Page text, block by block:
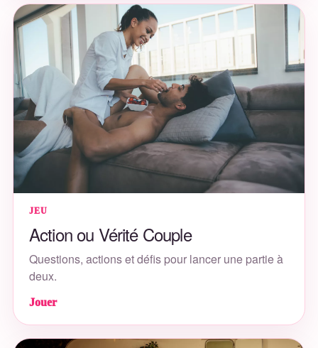
JEU
Action ou Vérité Couple
Questions, actions et défis pour lancer une partie à
deux.
Jouer